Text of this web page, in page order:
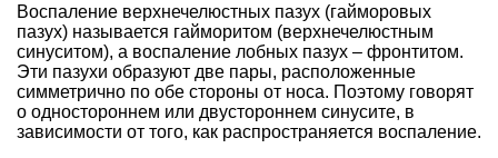
Воспаление верхнечелюстных пазух (гайморовых
пазух) называется гайморитом (верхнечелюстным
синуситом), а воспаление лобных пазух – фронтитом.
Эти пазухи образуют две пары, расположенные
симметрично по обе стороны от носа. Поэтому говорят
о одностороннем или двустороннем синусите, в
зависимости от того, как распространяется воспаление.